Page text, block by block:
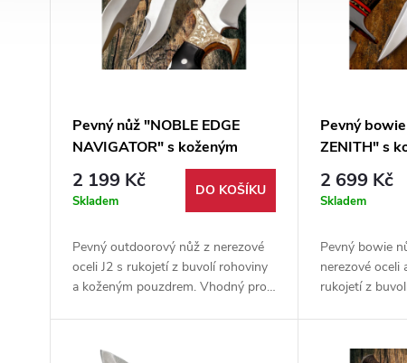
Pevný nůž "NOBLE EDGE
NAVIGATOR" s koženým
pouzdrem
2 199 Kč
Skladem
DO KOŠÍKU
Pevný outdoorový nůž z nerezové
oceli J2 s rukojetí z buvolí rohoviny
a koženým pouzdrem. Vhodný pro
Pevný
ZENITH" s
pouzdrem
2 699 Kč
Skladem
Pevný bowie
nerezové oceli
rukojetí z